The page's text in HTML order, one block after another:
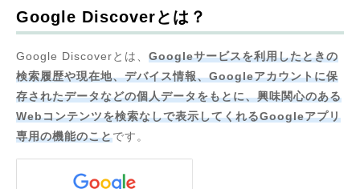
Google Discoverとは？
Google Discoverとは、 Googleサービスを利用したときの
検索履歴や現在地、デバイス情報、Googleアカウントに保
存されたデータなどの個人データをもとに、興味関心のある
Webコンテンツを検索なしで表示してくれるGoogleアプリ
専用の機能のことです。